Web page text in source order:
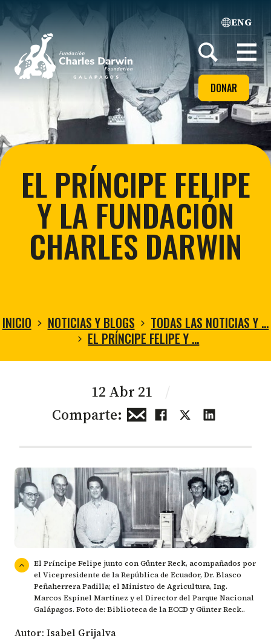
Home
ENG
Open
menu
DONAR
EL PRÍNCIPE FELIPE
Y LA FUNDACIÓN
CHARLES DARWIN
INICIO NOTICIAS Y BLOGS
TODAS LAS NOTICIAS Y …
EL PRÍNCIPE FELIPE Y …
12 Abr 21
Comparte:
El Príncipe Felipe junto con Günter Reck, acompañados por
el Vicepresidente de la República de Ecuador, Dr. Blasco
Peñaherrera Padilla; el Ministro de Agricultura, Ing.
Marcos Espinel Martínez y el Director del Parque Nacional
Galápagos. Foto de: Biblioteca de la ECCD y Günter Reck..
Autor: Isabel Grijalva